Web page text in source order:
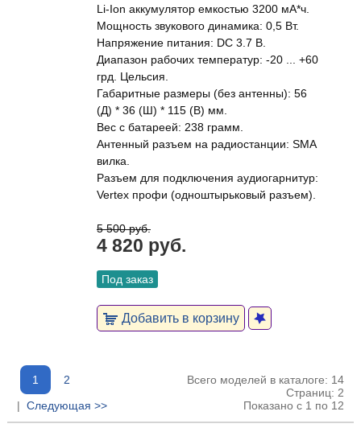
Li-Ion аккумулятор емкостью 3200 мА*ч.
Мощность звукового динамика: 0,5 Вт.
Напряжение питания: DC 3.7 В.
Диапазон рабочих температур: -20 ... +60
грд. Цельсия.
Габаритные размеры (без антенны): 56
(Д) * 36 (Ш) * 115 (В) мм.
Вес с батареей: 238 грамм.
Антенный разъем на радиостанции: SMA
вилка.
Разъем для подключения аудиогарнитур:
Vertex профи (одноштырьковый разъем).
5 500 руб.
4 820 руб.
Под заказ
Добавить в корзину
1
2
| Следующая >>
Всего моделей в каталоге: 14
Страниц: 2
Показано с 1 по 12